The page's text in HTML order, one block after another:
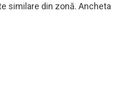
similare din zonă. Ancheta